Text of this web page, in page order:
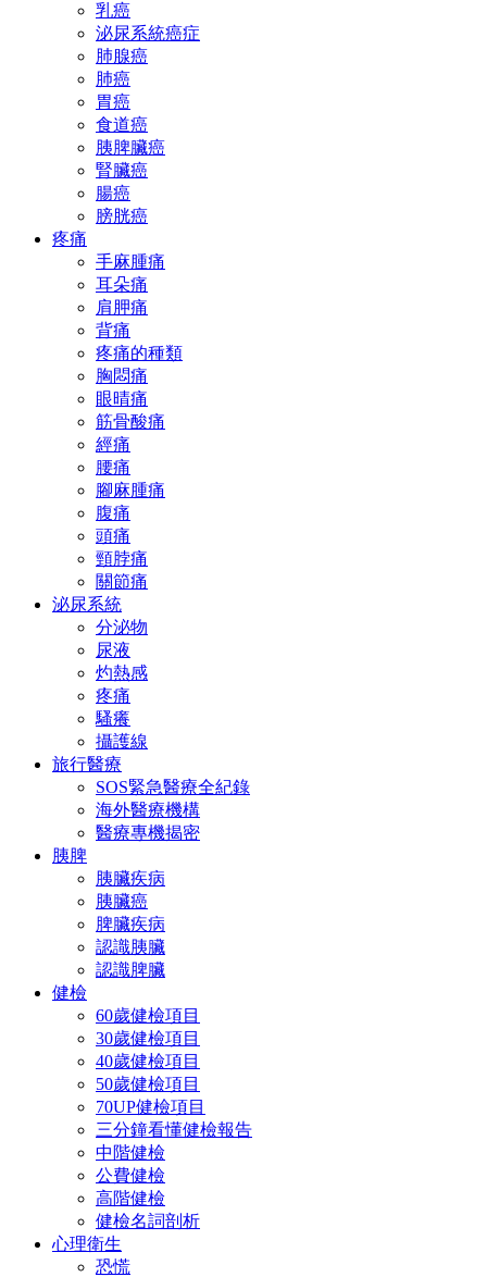
乳癌
泌尿系統癌症
肺腺癌
肺癌
胃癌
食道癌
胰脾臟癌
腎臟癌
腸癌
膀胱癌
疼痛
手麻腫痛
耳朵痛
肩胛痛
背痛
疼痛的種類
胸悶痛
眼晴痛
筋骨酸痛
經痛
腰痛
腳麻腫痛
腹痛
頭痛
頸脖痛
關節痛
泌尿系統
分泌物
尿液
灼熱感
疼痛
騷癢
攝護線
旅行醫療
SOS緊急醫療全紀錄
海外醫療機構
醫療專機揭密
胰脾
胰臟疾病
胰臟癌
脾臟疾病
認識胰臟
認識脾臟
健檢
60歲健檢項目
30歲健檢項目
40歲健檢項目
50歲健檢項目
70UP健檢項目
三分鐘看懂健檢報告
中階健檢
公費健檢
高階健檢
健檢名詞剖析
心理衛生
恐慌